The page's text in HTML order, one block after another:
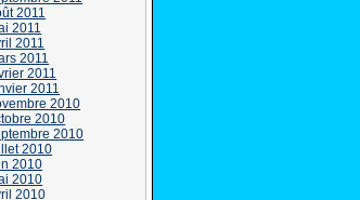
2011
2011
2011
2011
2011
2011
2010
2010
2010
2010
2010
2010
2010